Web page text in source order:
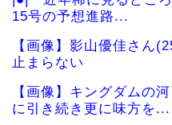
15号の予想進路...
【画像】影山優佳さん
止まらない
【画像】キングダムの
に引き続き更に味方を...